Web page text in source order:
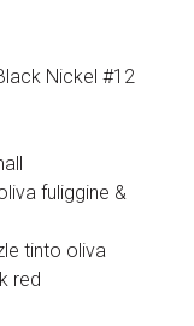
arrow_circle_right
per
Nickel #12
fuliggine &
tinto oliva
red